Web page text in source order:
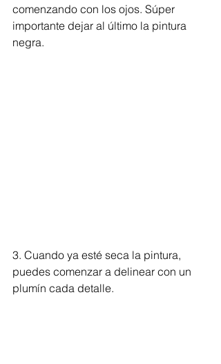
comenzando con los ojos. Súper
importante dejar al último la pintura
negra.
3. Cuando ya esté seca la pintura,
puedes comenzar a delinear con un
plumín cada detalle.